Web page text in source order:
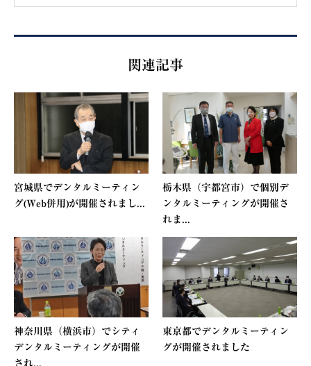
関連記事
宮城県でデンタルミーティン
グ(Web併用)が開催されまし...
栃木県（宇都宮市）で個別デ
ンタルミーティングが開催さ
れま...
神奈川県（横浜市）でシティ
デンタルミーティングが開催
され...
東京都でデンタルミーティン
グが開催されました